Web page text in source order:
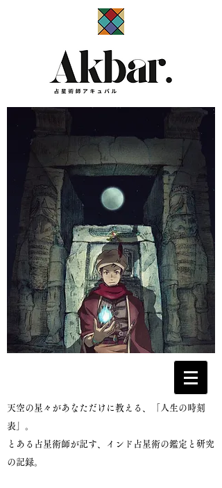
​占星術師アキュバル公式サイト
​天空の星々があなただけに教える、「人生の時刻
表」。
とある占星術師が記す、インド占星術の鑑定と研究
の記録。